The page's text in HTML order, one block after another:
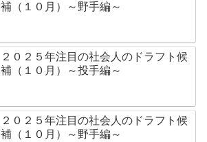
補（１０月）～野手編～
２０２５年注目の社会人のドラフト候
補（１０月）～投手編～
２０２５年注目の社会人のドラフト候
補（１０月）～野手編～